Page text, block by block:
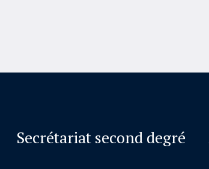
Secrétariat second degré